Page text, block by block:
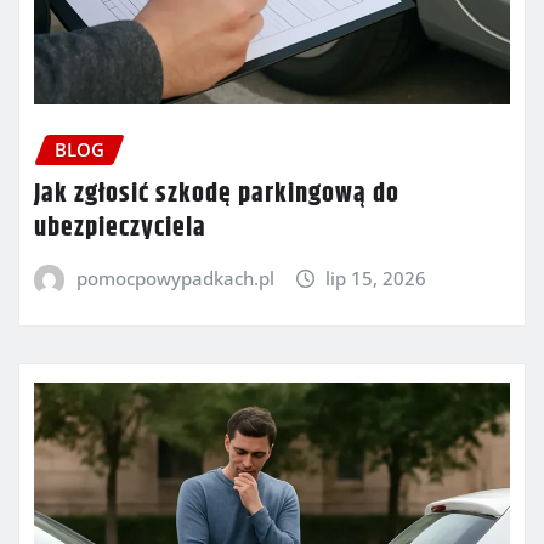
BLOG
Jak zgłosić szkodę parkingową do
ubezpieczyciela
pomocpowypadkach.pl lip 15, 2026